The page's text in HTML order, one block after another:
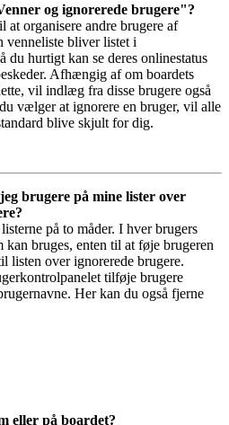
og ignorerede brugere"?
at organisere andre brugere af
venneliste bliver listet i
du hurtigt kan se deres onlinestatus
Afhængig af om boardets
vil indlæg fra disse brugere også
vælger at ignorere en bruger, vil alle
blive skjult for dig.
brugere på mine lister over
på to måder. I hver brugers
bruges, enten til at føje brugeren
listen over ignorerede brugere.
tilføje brugere
Her kan du også fjerne
eller på boardet?